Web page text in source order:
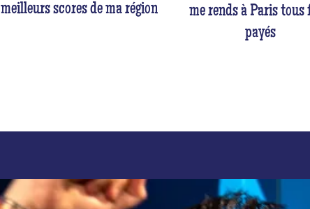
meilleurs scores de ma région
me rends à Paris tous
payés